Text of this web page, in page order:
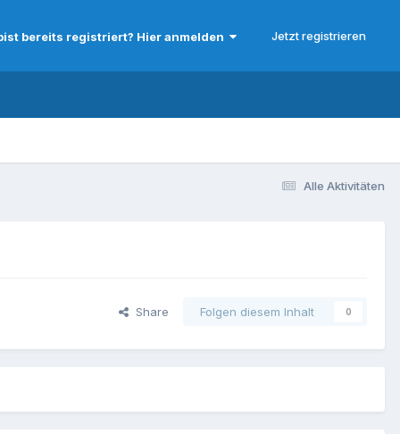
bereits registriert? Hier anmelden Jetzt registrieren
Alle Aktivitäten
Share Folgen diesem Inhalt 0